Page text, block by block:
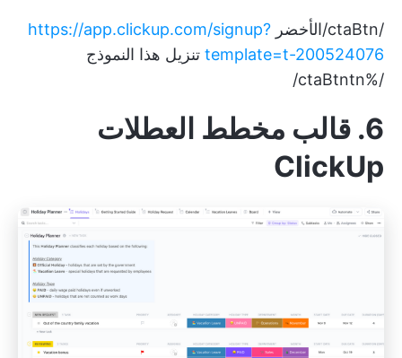
/ctaBtn/الأخضر
https://app.clickup.com/signup?
template=t-200524076 تنزيل هذا النموذج
/%ctaBtntn/
6. قالب مخطط العطلات
ClickUp